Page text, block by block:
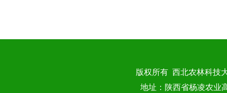
版权所有 西北农林科技
地址：陕西省杨凌农业